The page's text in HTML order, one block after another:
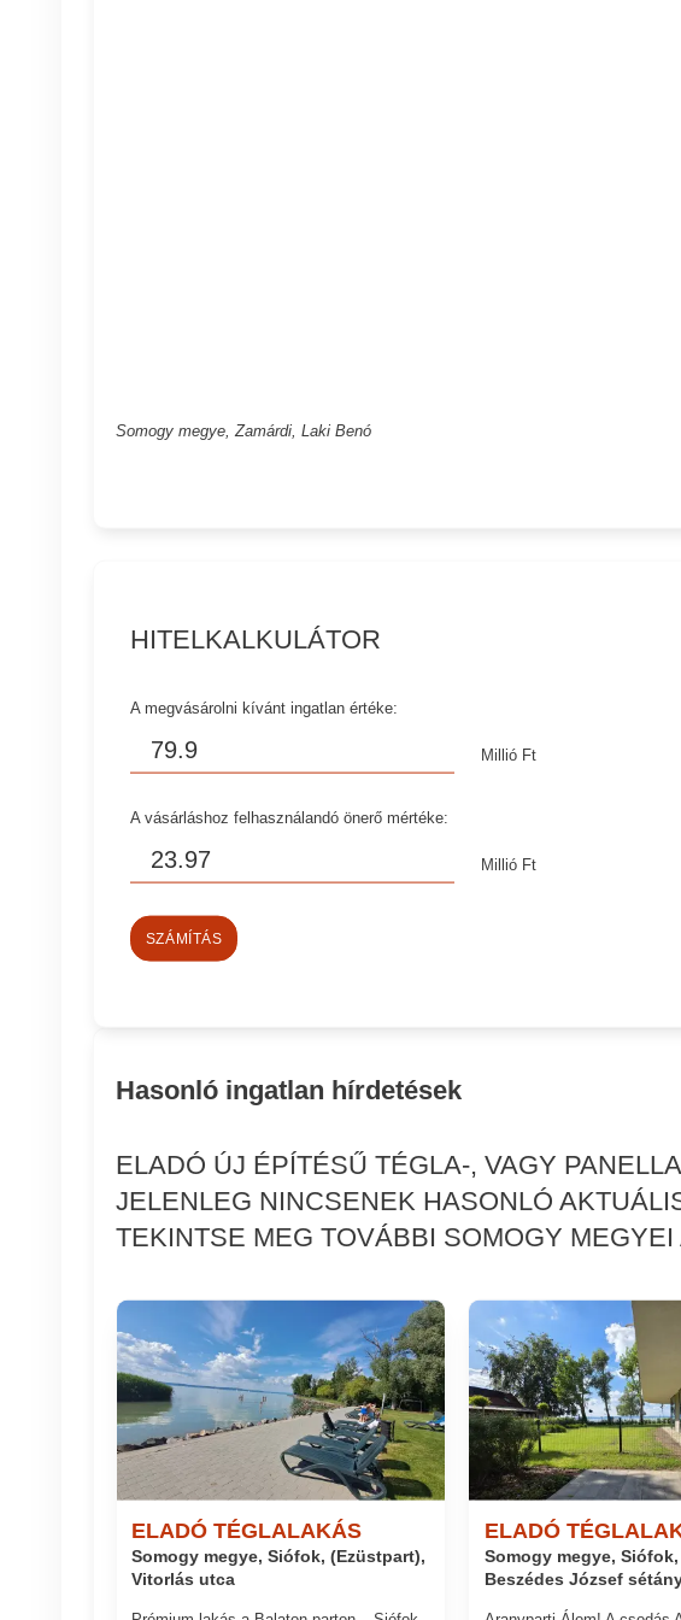
Somogy megye, Zamárdi, Laki Benó
HITELKALKULÁTOR
A megvásárolni kívánt ingatlan értéke:
Millió Ft
A vásárláshoz felhasználandó önerő mértéke:
Millió Ft
SZÁMÍTÁS
Hasonló ingatlan hírdetések
ELADÓ ÚJ ÉPÍTÉSŰ TÉGLA-, VAGY
JELENLEG NINCSENEK HASONLÓ
TEKINTSE MEG TOVÁBBI SOMOGY MEGYEI
ELADÓ TÉGLALAKÁS
Somogy megye, Siófok, (Ezüstpart),
Vitorlás utca
ELADÓ
Somogy megye,
Beszédes József